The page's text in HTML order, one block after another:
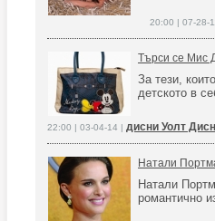
20:00 | 07-28-
Търси се Мис
За тези,
детското в
22:00 | 03-04-14 | дисни Уолт
Натали
Натали
романтично